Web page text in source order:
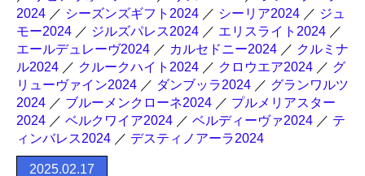
2024 ／ シーズンズギフト2024 ／ シーリア2024 ／ ジュ
モー2024 ／ ジルズパレス2024 ／ エリスライト2024 ／
エールデュレーヴ2024 ／ カルセドニー2024 ／ クルミナ
ル2024 ／ クルークハイト2024 ／ クロウエア2024 ／ グ
リューヴァイン2024 ／ ダンブッラ2024 ／ グランワルツ
2024 ／ ブルーメンクローネ2024 ／ プルメリアスター
2024 ／ ベルクワイア2024 ／ ベルディーヴァ2024 ／ テ
ィンバレス2024 ／ デスティノアーラ2024
2025.02.17